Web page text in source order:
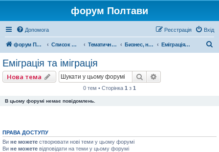
форум Полтави
Допомога Вхід
Реєстрація
форум Полтави Список форумів Тематичні форуми Бизнес, налоги, право Еміграція та іміграція
Еміграція та іміграція
Нова тема Пошук
0 тем • Сторінка 1 з 1
В цьому форумі немає повідомлень.
ПРАВА ДОСТУПУ
Ви не можете створювати нові теми у цьому форумі
Ви не можете відповідати на теми у цьому форумі